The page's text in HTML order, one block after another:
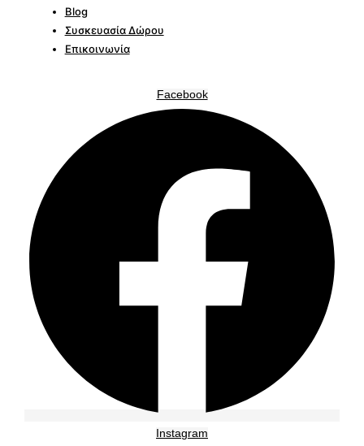
Blog
Συσκευασία Δώρου
Επικοινωνία
Facebook
Instagram